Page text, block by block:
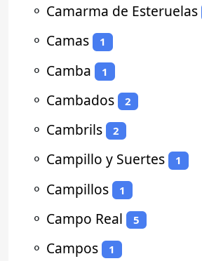
⚬ Camarma de Esteruelas
⚬ Camas 1
⚬ Camba 1
⚬ Cambados 2
⚬ Cambrils 2
⚬ Campillo y Suertes 1
⚬ Campillos 1
⚬ Campo Real 5
⚬ Campos 1